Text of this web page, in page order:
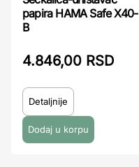
papira HAMA Safe X40-
B
4.846,00 RSD
Detaljnije